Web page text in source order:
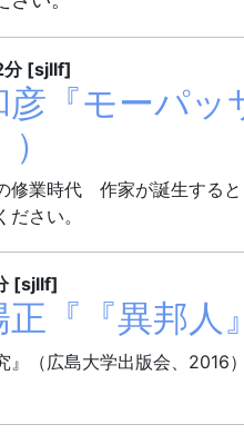
[sjllf]
彦『モーパ
修業時代 作家が誕生する
さい。
[sjllf]
『『異邦人
（広島大学出版会、2016